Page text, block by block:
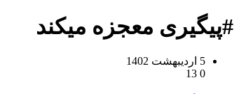
#پیگیری معجزه میکند
5 اردیبهشت 1402
0